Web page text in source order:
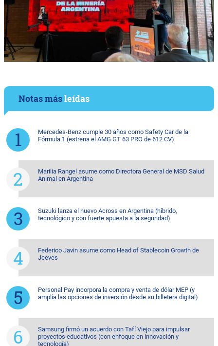
Notas másleídas
Mercedes-Benz cumple 30 años como Safety Car de la
Fórmula 1 (estrena el AMG GT 63 PRO de 612 CV)
Marilia Rangel asume como Directora General de MSD Salud
Animal en Argentina
Suzuki lanza el nuevo Across en Argentina (híbrido,
tecnológico y con fuerte apuesta a la seguridad)
Federico Javin asume como Head of Stablecoin Growth de
Jeeves
Personal Pay incorpora la compra y venta de dólar MEP (y
amplía las opciones de inversión desde su billetera digital)
Samsung firmó un acuerdo con Tafí Viejo para impulsar
proyectos educativos (con enfoque en innovación y
tecnología)